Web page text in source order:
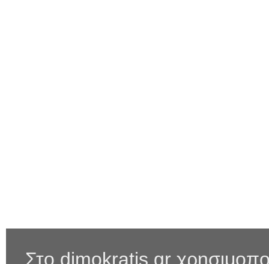
Στο dimokratis.gr